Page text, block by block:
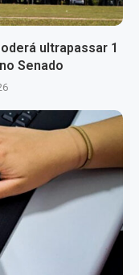
ultrapassar 1
Senado